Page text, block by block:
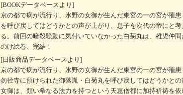
[BOOKデータベースより]
京の都で病が流行り、氷野の女御が生んだ東宮の一の宮が罹
を呼び戻してはどうかとの声が上がり、息子を次代の帝にと
る。前回の暗殺騒動に気付いていなかった白菊丸は、稚児仲
のけ絵巻、完結！
[日販商品データベースより]
京の都で病が流行り、氷野の女御が生んだ東宮の一の宮が罹
勿径寺に預けられた御落胤・白菊丸を呼び戻してはどうかと
女御は、類い希なる法力を持つという天恵僧都に加持祈祷を